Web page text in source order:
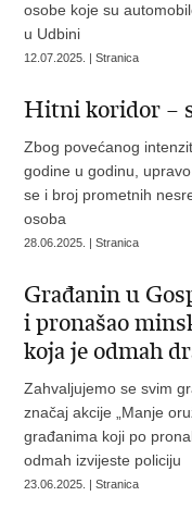
osobe koje su
u Udbini
12.07.2025. | Stranica
Hitni koridor –
Zbog povećanog
godine u godinu,
se i broj prometnih
osoba
28.06.2025. | Stranica
Građanin u
i pronašao
koja je odmah
Zahvaljujemo se svim
značaj akcije „Manje
građanima koji po
odmah izvijeste policiju
23.06.2025. | Stranica